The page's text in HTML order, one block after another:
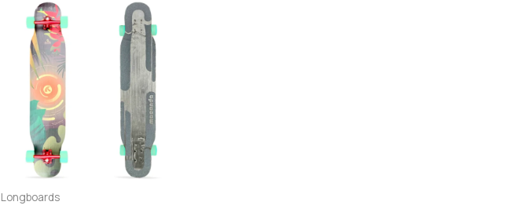
Longboards
Price
range:
$ 589.000
through
$ 884.000